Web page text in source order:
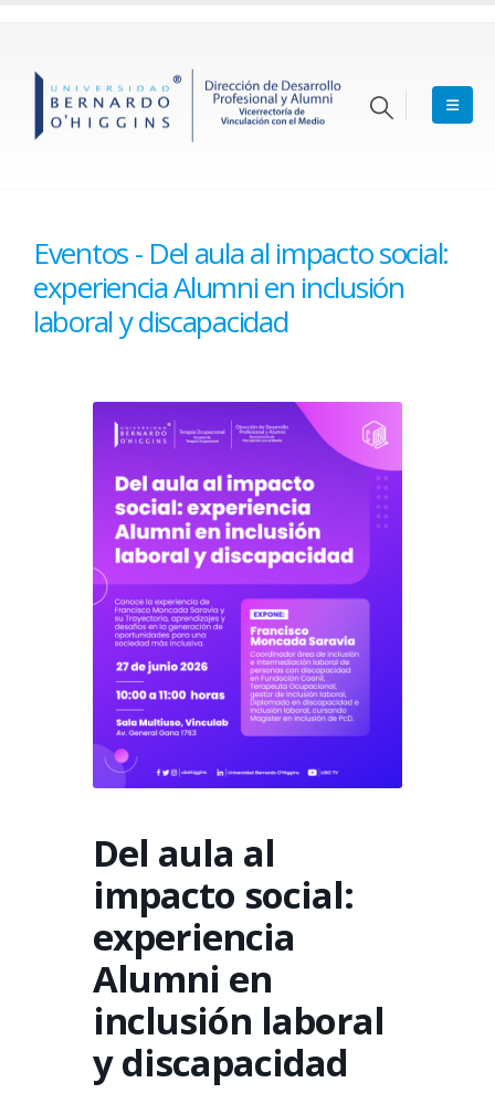
Eventos - Del aula al impacto social:
experiencia Alumni en inclusión
laboral y discapacidad
Del aula al
impacto social:
experiencia
Alumni en
inclusión laboral
y discapacidad